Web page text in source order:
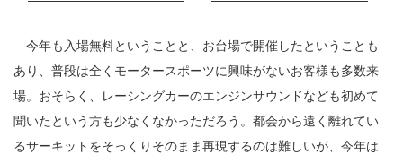
今年も入場無料ということと、お台場で開催したということも
あり、普段は全くモータースポーツに興味がないお客様も多数来
場。おそらく、レーシングカーのエンジンサウンドなども初めて
聞いたという方も少なくなかっただろう。都会から遠く離れてい
るサーキットをそっくりそのまま再現するのは難しいが、今年は